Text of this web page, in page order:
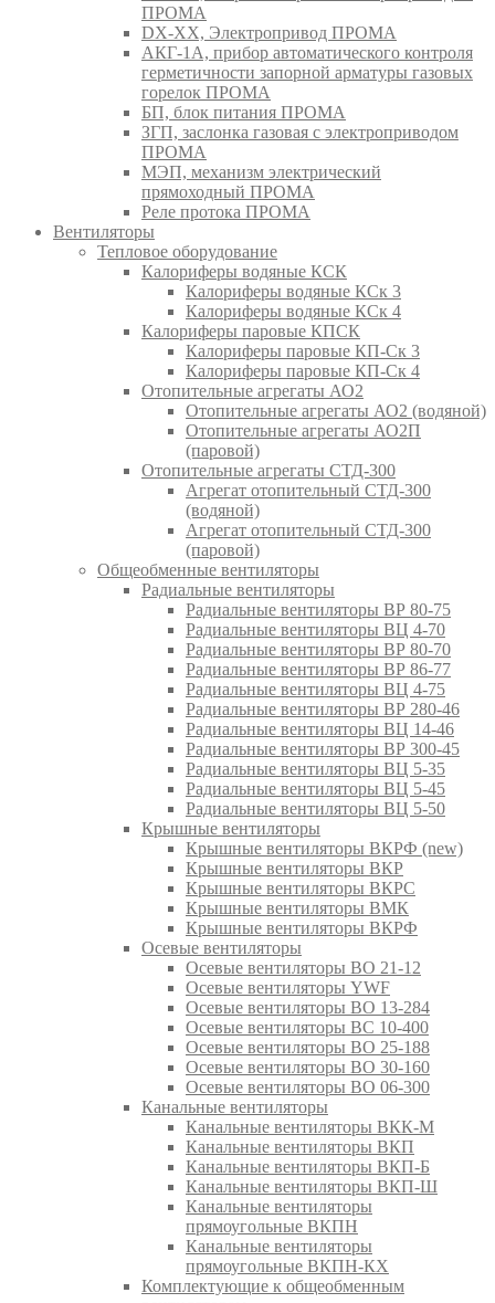
ПРОМА
DX-XX, Электропривод ПРОМА
АКГ-1А, прибор автоматического контроля
герметичности запорной арматуры газовых
горелок ПРОМА
БП, блок питания ПРОМА
ЗГП, заслонка газовая с электроприводом
ПРОМА
МЭП, механизм электрический
прямоходный ПРОМА
Реле протока ПРОМА
Вентиляторы
Тепловое оборудование
Калориферы водяные КСК
Калориферы водяные КСк 3
Калориферы водяные КСк 4
Калориферы паровые КПСК
Калориферы паровые КП-Ск 3
Калориферы паровые КП-Ск 4
Отопительные агрегаты АО2
Отопительные агрегаты АО2 (водяной)
Отопительные агрегаты АО2П
(паровой)
Отопительные агрегаты СТД-300
Агрегат отопительный СТД-300
(водяной)
Агрегат отопительный СТД-300
(паровой)
Общеобменные вентиляторы
Радиальные вентиляторы
Радиальные вентиляторы ВР 80-75
Радиальные вентиляторы ВЦ 4-70
Радиальные вентиляторы ВР 80-70
Радиальные вентиляторы ВР 86-77
Радиальные вентиляторы ВЦ 4-75
Радиальные вентиляторы ВР 280-46
Радиальные вентиляторы ВЦ 14-46
Радиальные вентиляторы ВР 300-45
Радиальные вентиляторы ВЦ 5-35
Радиальные вентиляторы ВЦ 5-45
Радиальные вентиляторы ВЦ 5-50
Крышные вентиляторы
Крышные вентиляторы ВКРФ (new)
Крышные вентиляторы ВКР
Крышные вентиляторы ВКРС
Крышные вентиляторы ВМК
Крышные вентиляторы ВКРФ
Осевые вентиляторы
Осевые вентиляторы ВО 21-12
Осевые вентиляторы YWF
Осевые вентиляторы ВО 13-284
Осевые вентиляторы ВС 10-400
Осевые вентиляторы ВО 25-188
Осевые вентиляторы ВО 30-160
Осевые вентиляторы ВО 06-300
Канальные вентиляторы
Канальные вентиляторы ВКК-М
Канальные вентиляторы ВКП
Канальные вентиляторы ВКП-Б
Канальные вентиляторы ВКП-Ш
Канальные вентиляторы
прямоугольные ВКПН
Канальные вентиляторы
прямоугольные ВКПН-КХ
Комплектующие к общеобменным